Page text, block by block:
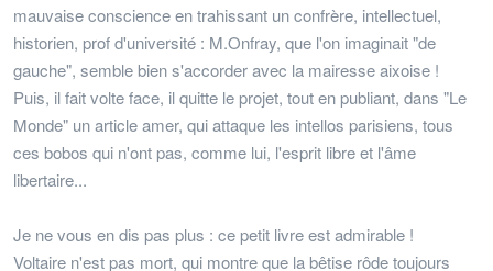
mauvaise conscience en trahissant un confrère, intellectuel,
historien, prof d'université : M.Onfray, que l'on imaginait "de
gauche", semble bien s'accorder avec la mairesse aixoise !
Puis, il fait volte face, il quitte le projet, tout en publiant, dans "Le
Monde" un article amer, qui attaque les intellos parisiens, tous
ces bobos qui n'ont pas, comme lui, l'esprit libre et l'âme
libertaire...
Je ne vous en dis pas plus : ce petit livre est admirable !
Voltaire n'est pas mort, qui montre que la bêtise rôde toujours